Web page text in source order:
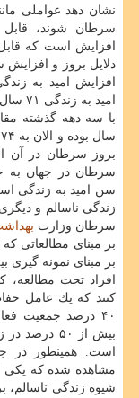
نشان دهد عواملی
سرطان شوند، قابل
افزایش است كه
دلایل بروز و
بروز سرطان در آن
سرطان در جهان به
سن امید به زندگی
زندگی ناسالم و
سرطان وزارت
بر مبنای مطالعاتی
كنند كه یك عامل
۴۰ درصد جمعیت
است. همینطور در
مشاهده شده كه یكی
شیوه زندگی